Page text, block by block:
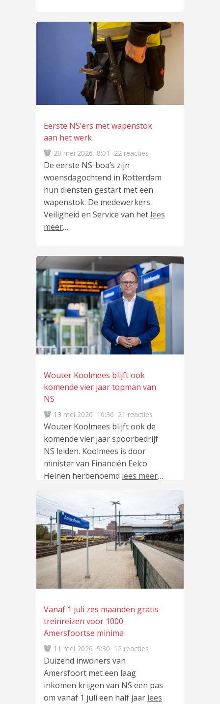
Eerste NS’ers met wapenstok
aan het werk
20 mei 2026 8:01 22 reacties
De eerste NS-boa’s zijn
woensdagochtend in Rotterdam
hun diensten gestart met een
wapenstok. De medewerkers
Veiligheid en Service van het lees
meer…
Wouter Koolmees blijft ook
komende vier jaar topman van
NS
13 mei 2026 10:36 21 reacties
Wouter Koolmees blijft ook de
komende vier jaar spoorbedrijf
NS leiden. Koolmees is door
minister van Financiën Eelco
Heinen herbenoemd lees meer…
Vanaf 1 juli zes maanden gratis
treinreizen voor 1000
Amersfoortse minima
11 mei 2026 9:30 12 reacties
Duizend inwoners van
Amersfoort met een laag
inkomen krijgen van NS een pas
om vanaf 1 juli een half jaar lees